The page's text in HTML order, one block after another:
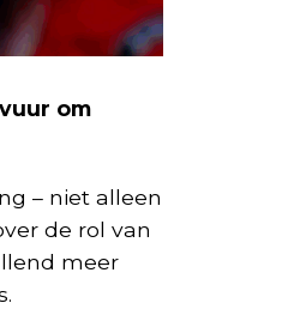
om
– niet alleen
de rol van
meer